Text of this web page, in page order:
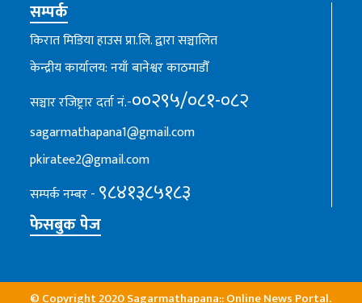
सम्पर्क
किरात मिडिया हाउस प्रा.लि. द्वारा सञ्चालित
केन्द्रीय कार्यालय: नयाँ बानेश्वर काठमाडौँ
सञ्चार रजिष्ट्रार दर्ता नं.-००२९५/०८१-०८२
sagarmathapana1@gmail.com
pkiratee2@gmail.com
सम्पर्क नम्बर - ९८४१३८५१८३
फेसबुक पेज
© Copyright 2020 Sagarmathapana:: Online News Portal.